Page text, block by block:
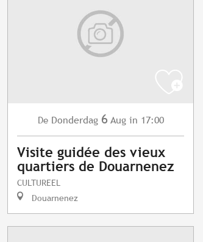
De Donderdag 6 Aug in 17:00
Visite guidée des vieux
quartiers de Douarnenez
CULTUREEL
Douarnenez